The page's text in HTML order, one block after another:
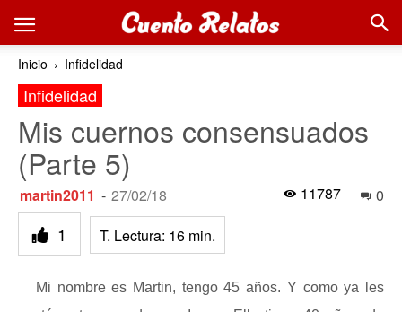
Inicio Infidelidad
Infidelidad
Mis cuernos consensuados
(Parte 5)
martin2011 - 27/02/18 0
11787
1 T. Lectura: 16 min.
Mi nombre es Martin, tengo 45 años. Y como ya les